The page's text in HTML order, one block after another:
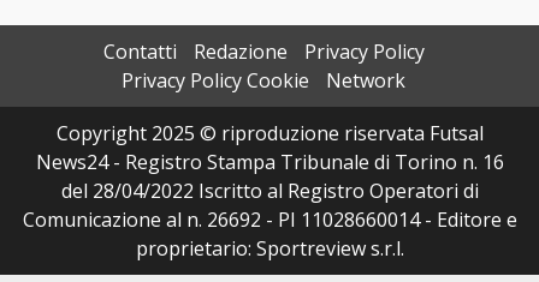
Contatti Redazione
Privacy Policy
Privacy Policy Cookie
Network
Copyright 2025 © riproduzione riservata Futsal
News24 - Registro Stampa Tribunale di Torino n. 16
del 28/04/2022 Iscritto al Registro Operatori di
Comunicazione al n. 26692 - PI 11028660014 - Editore e
proprietario: Sportreview s.r.l.